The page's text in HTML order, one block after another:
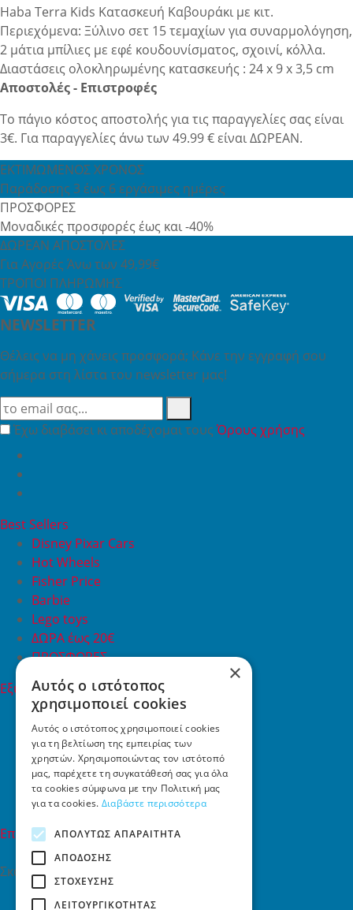
Haba Terra Kids Κατασκευή Καβουράκι με κιτ.
Περιεχόμενα: Ξύλινο σετ 15 τεμαχίων για συναρμολόγηση,
2 μάτια μπίλιες με εφέ κουδουνίσματος, σχοινί, κόλλα.
Διαστάσεις ολοκληρωμένης κατασκευής : 24 x 9 x 3,5 cm
Αποστολές - Επιστροφές
Το πάγιο κόστος αποστολής για τις παραγγελίες σας είναι
3€. Για παραγγελίες άνω των 49.99 € είναι ΔΩΡΕΑΝ.
ΕΚΤΙΜΩΜΕΝΟΣ ΧΡΟΝΟΣ
Παράδοσης 3 έως 6 εργάσιμες ημέρες
ΠΡΟΣΦΟΡΕΣ
Μοναδικές προσφορές έως και -40%
ΔΩΡΕΑΝ ΑΠΟΣΤΟΛΕΣ
Για Αγορές Άνω των 49,99€
ΤΡΟΠΟΙ ΠΛΗΡΩΜΗΣ
NEWSLETTER
Θέλεις να μη χάνεις προσφορά; Κάνε την εγγραφή σου
σήμερα στη λίστα του newsletter μας!
Έχω διαβάσει κι αποδέχομαι τουςΌρους χρήσης
Best Sellers
Disney Pixar Cars
Hot Wheels
Fisher Price
Barbie
Lego toys
ΔΩΡΑ έως 20€
ΠΡΟΣΦΟΡΕΣ
Εξυπηρέτηση Πελατών
Εξυπηρέτηση πελατών
Συχνές ερωτήσεις
Όροι χρήσης
Τρόποι Πληρωμής
Επιστροφές
Επικοινωνία
Επικοινωνία
Σκαλάνι, Ηράκλειο Κρήτης
2810731415
×
Αυτός ο ιστότοπος
χρησιμοποιεί cookies
Αυτός ο ιστότοπος χρησιμοποιεί cookies
για τη βελτίωση της εμπειρίας των
χρηστών. Χρησιμοποιώντας τον ιστότοπό
μας, παρέχετε τη συγκατάθεσή σας για όλα
τα cookies σύμφωνα με την Πολιτική μας
για τα cookies. Διαβάστε περισσότερα
ΑΠΟΛΎΤΩΣ ΑΠΑΡΑΊΤΗΤΑ
ΑΠΌΔΟΣΗΣ
ΣΤΌΧΕΥΣΗΣ
ΛΕΙΤΟΥΡΓΙΚΌΤΗΤΑΣ